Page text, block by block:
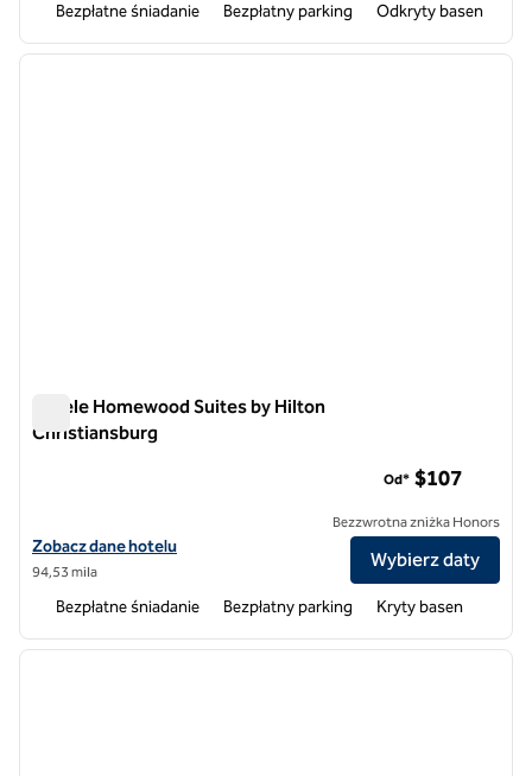
Bezpłatne śniadanie Bezpłatny parking Odkryty basen
1 z 12
Hotele Homewood Suites by Hilton
Christiansburg
Zobacz szczegóły hotelu Homewood Suites by Hilton Christiansburg
Zobacz dane hotelu
94,53 mila
Od* $107
Bezzwrotna zniżka Honors
Wybierz daty
Bezpłatne śniadanie Bezpłatny parking Kryty basen
1 z 12